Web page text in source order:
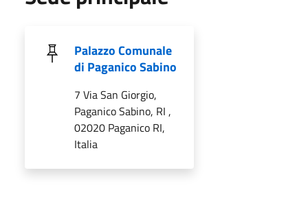
Palazzo Comunale
di Paganico Sabino
7 Via San Giorgio,
Paganico Sabino, RI ,
02020 Paganico RI,
Italia